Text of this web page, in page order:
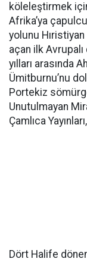
köleleştirmek
Afrika’ya
yolunu
açan ilk
yılları arasında
Ümitburnu’nu
Portekiz
Unutulmayan
Çamlıca
Dört Halife